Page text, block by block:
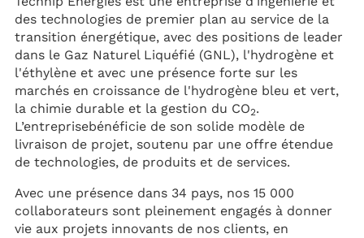
des technologies de premier plan au service de la
transition énergétique, avec des positions de leader
dans le Gaz Naturel Liquéfié (GNL), l'hydrogène et
l'éthylène et avec une présence forte sur les
marchés en croissance de l'hydrogène bleu et vert,
la chimie durable et la gestion du CO2.
L’entreprisebénéficie de son solide modèle de
livraison de projet, soutenu par une offre étendue
de technologies, de produits et de services.
Avec une présence dans 34 pays, nos 15 000
collaborateurs sont pleinement engagés à donner
vie aux projets innovants de nos clients, en